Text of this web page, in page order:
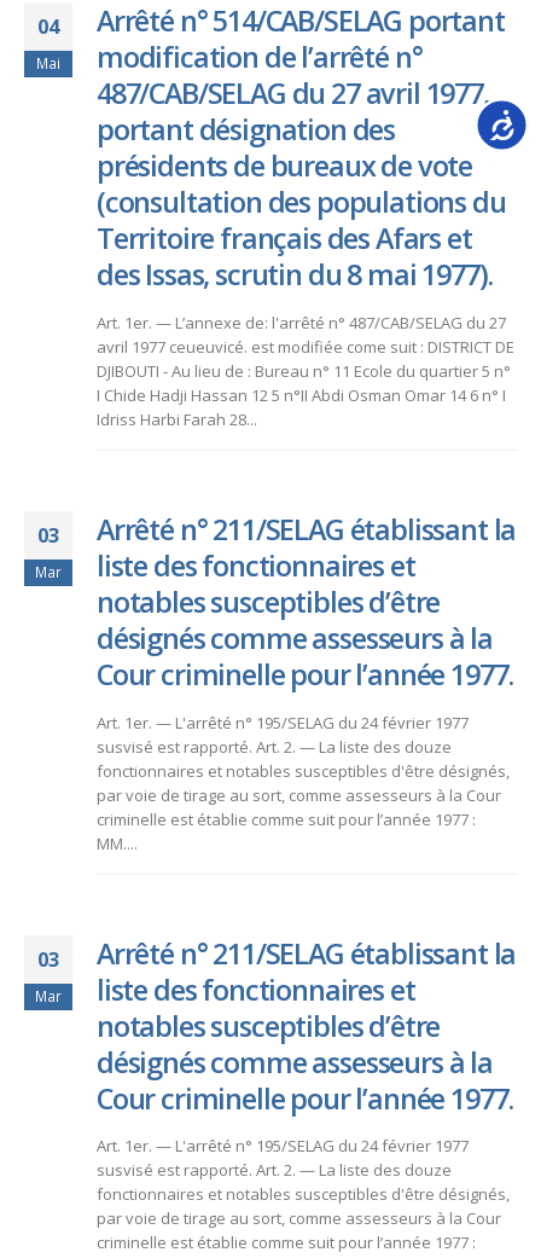
04
Mai
Arrêté n° 514/CAB/SELAG portant
modification de l’arrêté n°
487/CAB/SELAG du 27 avril 1977,
portant désignation des
présidents de bureaux de vote
(consultation des populations du
Territoire français des Afars et
des Issas, scrutin du 8 mai 1977).
Art. 1er. — L’annexe de: l'arrêté n° 487/CAB/SELAG du 27
avril 1977 ceueuvicé. est modifiée come suit : DISTRICT DE
DJIBOUTI - Au lieu de : Bureau n° 11 Ecole du quartier 5 n°
I Chide Hadji Hassan 12 5 n°II Abdi Osman Omar 14 6 n° I
Idriss Harbi Farah 28...
03
Mar
Arrêté n° 211/SELAG établissant la
liste des fonctionnaires et
notables susceptibles d’être
désignés comme assesseurs à la
Cour criminelle pour l’année 1977.
Art. 1er. — L'arrêté n° 195/SELAG du 24 février 1977
susvisé est rapporté. Art. 2. — La liste des douze
fonctionnaires et notables susceptibles d'être désignés,
par voie de tirage au sort, comme assesseurs à la Cour
criminelle est établie comme suit pour l’année 1977 :
MM....
03
Mar
Arrêté n° 211/SELAG établissant la
liste des fonctionnaires et
notables susceptibles d’être
désignés comme assesseurs à la
Cour criminelle pour l’année 1977.
Art. 1er. — L'arrêté n° 195/SELAG du 24 février 1977
susvisé est rapporté. Art. 2. — La liste des douze
fonctionnaires et notables susceptibles d'être désignés,
par voie de tirage au sort, comme assesseurs à la Cour
criminelle est établie comme suit pour l’année 1977 :